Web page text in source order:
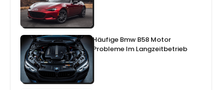
Häufige Bmw B58 Motor
Probleme Im Langzeitbetrieb